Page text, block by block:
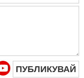
ПУБЛИКУВАЙ